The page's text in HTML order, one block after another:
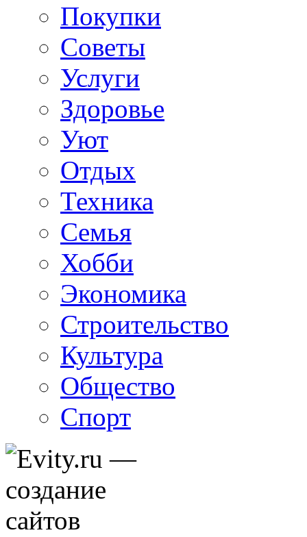
Покупки
Советы
Услуги
Здоровье
Уют
Отдых
Техника
Семья
Хобби
Экономика
Строительство
Культура
Общество
Спорт